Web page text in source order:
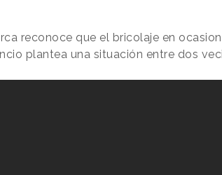
reconoce que el bricolaje en
plantea una situación entre dos